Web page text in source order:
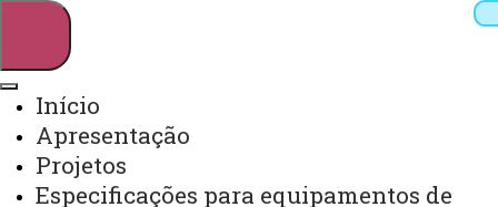
Início
Apresentação
Projetos
Especificações para equipamentos de